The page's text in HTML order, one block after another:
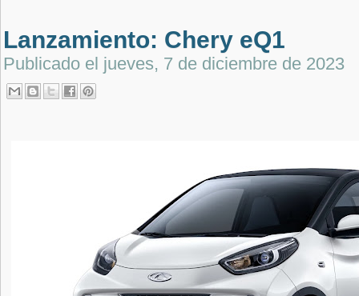
Lanzamiento: Chery eQ1
Publicado el jueves, 7 de diciembre de 2023